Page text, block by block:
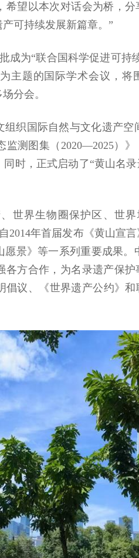
希望以本次对话会为桥，
可持续发展新篇章。”
成为“联合国科学促进可持
主题的国际学术会议，将
分会。
织国际自然与文化遗产空
监测图集（2020—2025）
时，正式启动了“黄山名
世界生物圈保护区、世
2014年首届发布《黄山宣
愿景》等一系列重要成果
各方合作，为名录遗产保
议、《世界遗产公约》和